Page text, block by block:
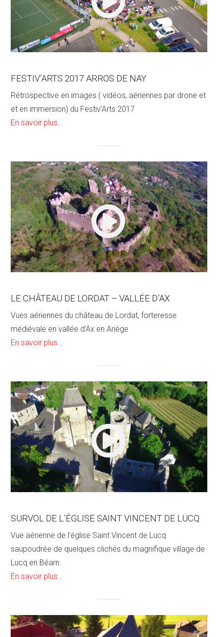
FESTIV’ARTS 2017 ARROS DE NAY
Rétrospective en images ( vidéos, aériennes par drone et
et en immersion) du Festiv’Arts 2017
En savoir plus...
LE CHÂTEAU DE LORDAT – VALLÉE D’AX
Vues aériennes du château de Lordat, forteresse
médiévale en vallée d’Ax en Ariège
En savoir plus...
SURVOL DE L’ÉGLISE SAINT VINCENT DE LUCQ
Vue aérienne de l’église Saint Vincent de Lucq
saupoudrée de quelques clichés du magnifique village de
Lucq en Béarn.
En savoir plus...